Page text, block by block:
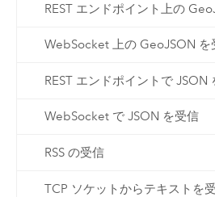
REST エンドポイント上の
WebSocket 上の GeoJSON を
REST エンドポイントで JSON
WebSocket で JSON を受信
RSS の受信
TCP ソケットからテキストを